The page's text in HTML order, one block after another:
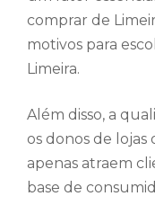
comprar de
motivos para
Limeira.
Além disso, a
os donos de
apenas atraem
base de